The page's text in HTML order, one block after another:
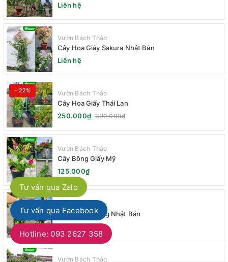
Liên hệ
Vườn Bách Thảo
Cây Hoa Giấy Sakura Nhật Bản
Liên hệ
- 22% Vườn Bách Thảo
Cây Hoa Giấy Thái Lan
250.000₫ 320.000₫
Vườn Bách Thảo
Cây Bông Giấy Mỹ
125.000₫
Vườn Bách Thảo
Cây Đinh Hương Nhật Bản
120.000₫
Vườn Bách Thảo
Tư vấn qua Zalo
Tư vấn qua Facebook
Hotline: 093 2627 358